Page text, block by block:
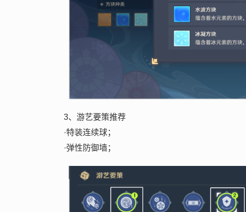
3、游艺要策推荐
·特装连续球；
·弹性防御墙；